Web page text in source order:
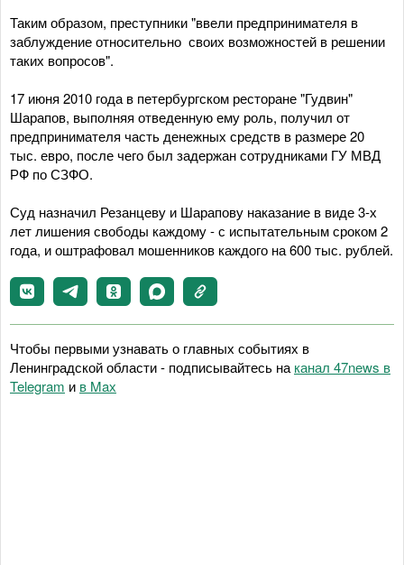
Таким образом, преступники "ввели предпринимателя в
заблуждение относительно своих возможностей в решении
таких вопросов".
17 июня 2010 года в петербургском ресторане "Гудвин"
Шарапов, выполняя отведенную ему роль, получил от
предпринимателя часть денежных средств в размере 20
тыс. евро, после чего был задержан сотрудниками ГУ МВД
РФ по СЗФО.
Суд назначил Резанцеву и Шарапову наказание в виде 3-х
лет лишения свободы каждому - с испытательным сроком 2
года, и оштрафовал мошенников каждого на 600 тыс. рублей.
Чтобы первыми узнавать о главных событиях в
Ленинградской области - подписывайтесь на канал 47news в
Telegram и в Maх